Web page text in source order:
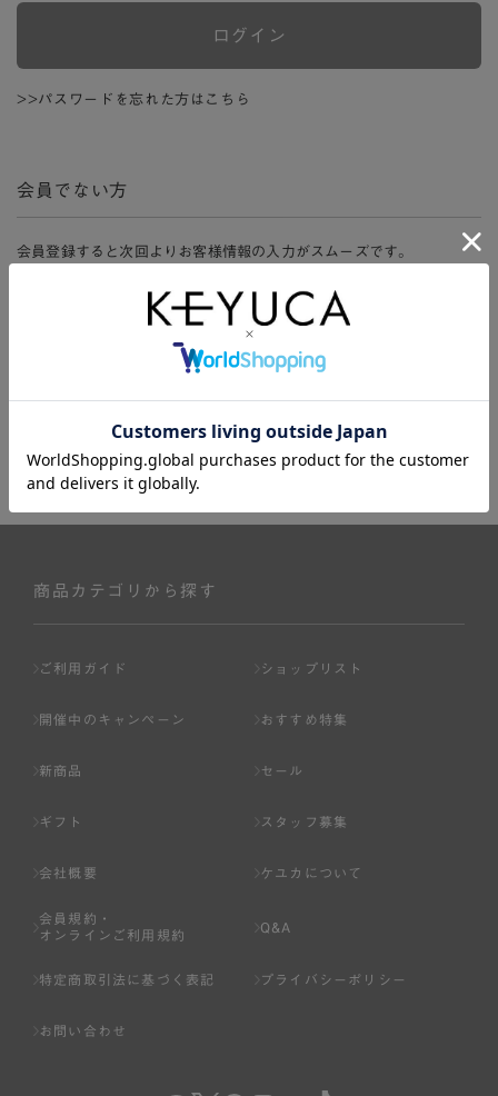
ログイン
>>パスワードを忘れた方はこちら
会員でない方
会員登録すると次回よりお客様情報の入力がスムーズです。
ージ、購入履歴をご利用いただけます。
商品カテゴリから探す
ご利用ガイド ショップリスト
開催中のキャンペーン おすすめ特集
新商品 セール
ギフト スタッフ募集
会社概要 ケユカについて
会員規約・
オンラインご利用規約
Q&A
特定商取引法に基づく表記 プライバシーポリシー
お問い合わせ